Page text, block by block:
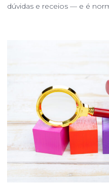
dúvidas e receios — e é